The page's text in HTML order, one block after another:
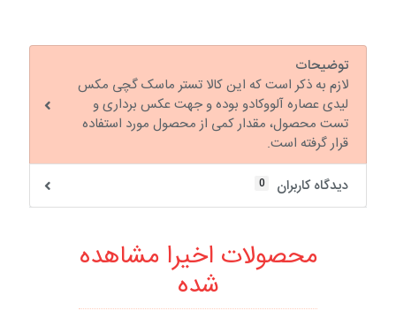
توضیحات
لازم به ذکر است که این کالا تستر ماسک گچی مکس
لیدی عصاره آلووکادو بوده و جهت عکس برداری و
تست محصول، مقدار کمی از محصول مورد استفاده
قرار گرفته است.
دیدگاه کاربران
0
محصولات اخیرا مشاهده
شده